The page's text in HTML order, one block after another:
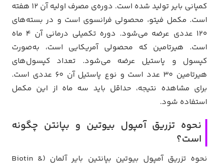
کمپانی بایر تولید شده است. دوره‌ی مصرف اولیه‌ آن ۱۲ هفته
است. مکمل فیتو، محصولی فرانسوی است و در بسته‌های
۱۲۰ عددی عرضه می‌شود. دوره‌ تکمیلی درمانی آن ۴ ماه
است. هیرتامین که محصولی آمریکایی است، به‌صورت
کپسول و پاستیل عرضه می‌شود. تعداد کپسول‌های
هیرتامین ۳۰ عدد است و نوع پاستیل آن ۶۰ عددی است.
برای مشاهده‌ نتیجه، حداقل باید سه ماه از این مکمل
استفاده شود.
نحوه تزریق آمپول بیوتین و بپانتن چگونه
است؟
نحوه تزریق آمپول بیوتین بپانتین بایر آلمان (Biotin &